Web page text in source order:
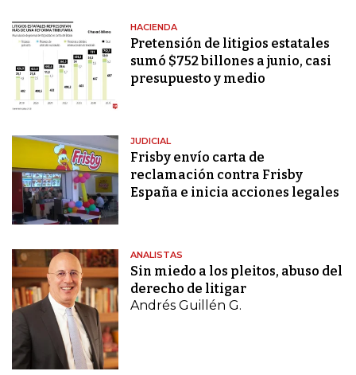
HACIENDA
Pretensión de litigios estatales
sumó $752 billones a junio, casi
presupuesto y medio
JUDICIAL
Frisby envío carta de
reclamación contra Frisby
España e inicia acciones legales
ANALISTAS
Sin miedo a los pleitos, abuso del
derecho de litigar
Andrés Guillén G.